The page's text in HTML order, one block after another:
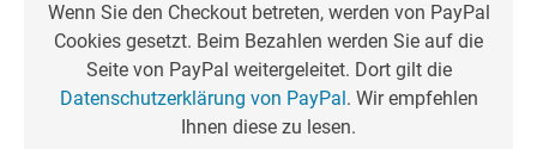
Wenn Sie den Checkout betreten, werden von PayPal
Cookies gesetzt. Beim Bezahlen werden Sie auf die
Seite von PayPal weitergeleitet. Dort gilt die
Datenschutzerklärung von PayPal . Wir empfehlen
Ihnen diese zu lesen.